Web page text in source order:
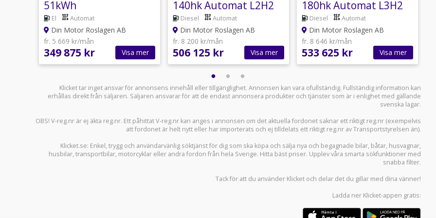
51kWh
El Automat
Din Motor Roslagen AB
fr. 5 669 kr/mån
349 875 kr Visa mer
140hk Automat L2H2
Diesel Automat
Din Motor Roslagen AB
fr. 8 200 kr/mån
506 125 kr Visa mer
180hk Automat L3H2
Diesel Automat
Din Motor Roslagen AB
fr. 8 646 kr/mån
533 625 kr Visa mer
Klicket tar inget ansvar för annonsens innehåll eller tillgänglighet. Annonsen kan vara ofullständig. Fullständig information kan
erhållas direkt från säljaren. Säljaren ansvarar för att de endast annonsera produkter och tjänster som är i enlighet med gällande
svenska lagar.
OBS! V-reg.nr är ej äkta reg.nr. Ett påhittat V-reg.nr kan anges i annonsen om det aktuella fordonet saknar ett riktigt reg.nr (exempelvis
att fordonet är helt nytt eller har importerats och ej tilldelats ett riktigt reg.nr av Transportstyrelsen än).
Klicket.se: Enkel, trygg och användarvänlig söktjänst för dig som ska köpa och sälja nya och begagnade bilar, båtar, husvagnar,
husbilar,transportbilar, motorcyklar eller andra fordon från hela Sverige. Hitta bäst priser. Upplev våra smarta sökfunktioner med
snabba filter.
Tack för att du använder Klicket och delar det du gillar med dina vänner!
Ladda ner Klicket-appen gratis: